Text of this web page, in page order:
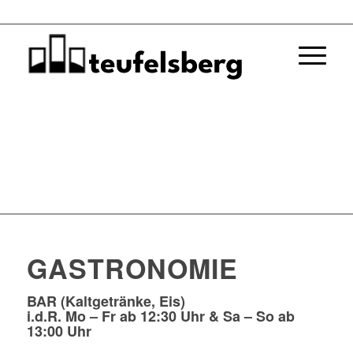
GASTRONOMIE
BAR (Kaltgetränke, Eis)
i.d.R. Mo – Fr ab 12:30 Uhr & Sa – So ab
13:00 Uhr